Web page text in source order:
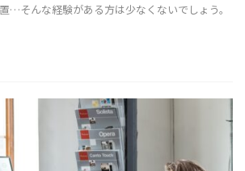
…そんな経験がある方は少なくないでしょう。